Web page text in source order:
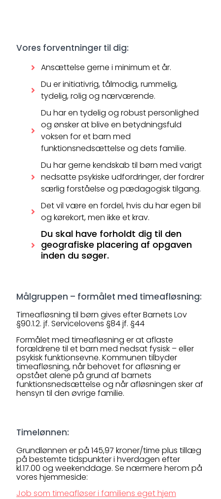
Vores forventninger til dig:
Ansættelse gerne i minimum et år.
Du er initiativrig, tålmodig, rummelig,
tydelig, rolig og nærværende.
Du har en tydelig og robust personlighed
og ønsker at blive en betydningsfuld
voksen for et barn med
funktionsnedsættelse og dets familie.
Du har gerne kendskab til børn med varigt
nedsatte psykiske udfordringer, der fordrer
særlig forståelse og pædagogisk tilgang.
Det vil være en fordel, hvis du har egen bil
og kørekort, men ikke et krav.
Du skal have forholdt dig til den
geografiske placering af opgaven
inden du søger.
Målgruppen – formålet med timeafløsning:
Timeafløsning til børn gives efter Barnets Lov
§90.1.2. jf. Servicelovens §84 jf. §44
Formålet med timeafløsning er at aflaste
forældrene til et barn med nedsat fysisk – eller
psykisk funktionsevne. Kommunen tilbyder
timeafløsning, når behovet for afløsning er
opstået alene på grund af barnets
funktionsnedsættelse og når afløsningen sker af
hensyn til den øvrige familie.
Timelønnen:
Grundlønnen er på 145,97 kroner/time plus tillæg
på bestemte tidspunkter i hverdagen efter
kl.17.00 og weekenddage. Se nærmere herom på
vores hjemmeside:
Job som timeafløser i familiens eget hjem